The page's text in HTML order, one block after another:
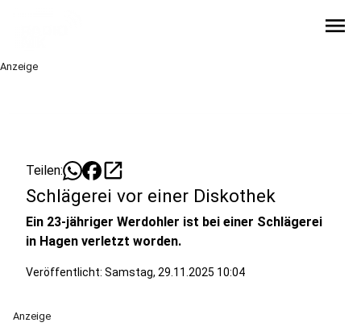
menu
Anzeige
Teilen: open_in_new
Schlägerei vor einer Diskothek
Ein 23-jähriger Werdohler ist bei einer Schlägerei
in Hagen verletzt worden.
Veröffentlicht: Samstag, 29.11.2025 10:04
Anzeige